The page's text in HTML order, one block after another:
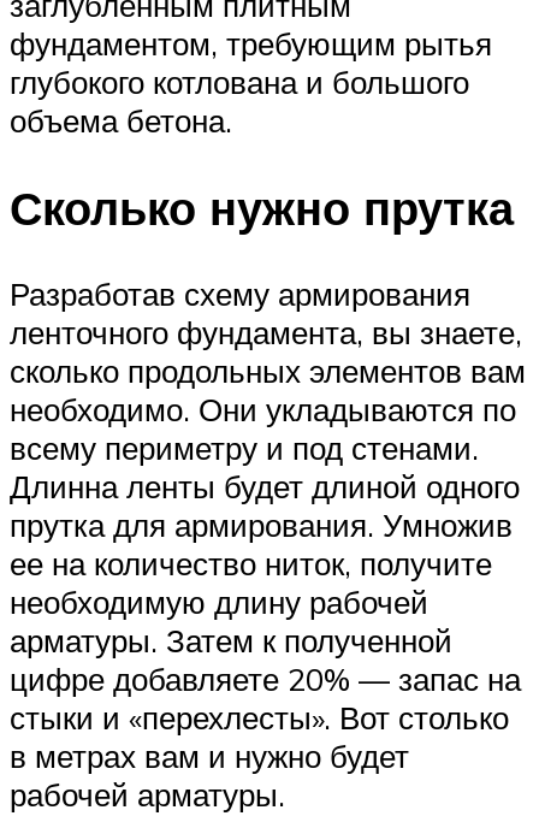
фундаментом, требующим рытья
глубокого котлована и большого
объема бетона.
Сколько нужно прутка
Разработав схему армирования
ленточного фундамента, вы знаете,
сколько продольных элементов вам
необходимо. Они укладываются по
всему периметру и под стенами.
Длинна ленты будет длиной одного
прутка для армирования. Умножив
ее на количество ниток, получите
необходимую длину рабочей
арматуры. Затем к полученной
цифре добавляете 20% — запас на
стыки и «перехлесты». Вот столько
в метрах вам и нужно будет
рабочей арматуры.